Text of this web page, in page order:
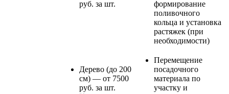
руб. за шт.
формирование
поливочного
кольца и установка
растяжек (при
необходимости)
Дерево (до 200
см) — от 7500
руб. за шт.
Перемещение
посадочного
материала по
участку и